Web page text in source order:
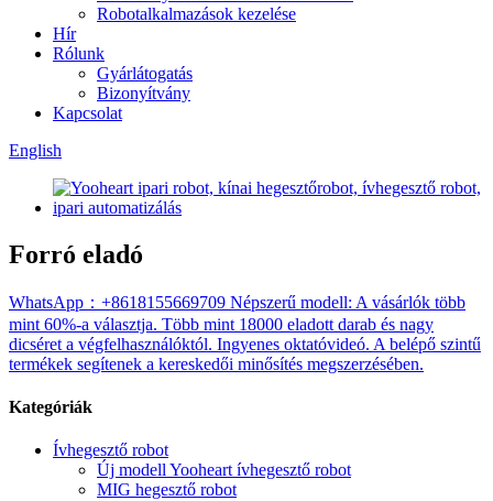
Robotalkalmazások kezelése
Hír
Rólunk
Gyárlátogatás
Bizonyítvány
Kapcsolat
English
Forró eladó
WhatsApp：+8618155669709 Népszerű modell: A vásárlók több
mint 60%-a választja. Több mint 18000 eladott darab és nagy
dicséret a végfelhasználóktól. Ingyenes oktatóvideó. A belépő szintű
termékek segítenek a kereskedői minősítés megszerzésében.
Kategóriák
Ívhegesztő robot
Új modell Yooheart ívhegesztő robot
MIG hegesztő robot